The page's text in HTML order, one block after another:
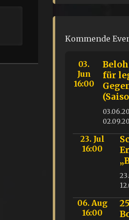
Kommende
03.
Jun
16:00
für
23. Jul
16:00
06. Aug
16:00